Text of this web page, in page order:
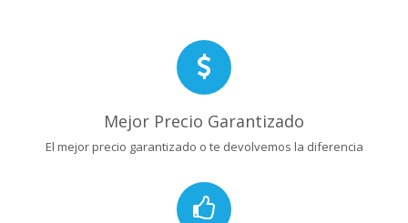
Mejor Precio Garantizado
El mejor precio garantizado o te devolvemos la diferencia